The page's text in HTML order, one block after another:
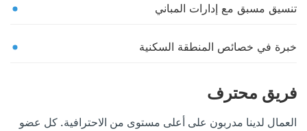
تنسيق مسبق مع إدارات المباني
خبرة في خصائص المنطقة السكنية
فريق محترف
العمال لدينا مدربون على أعلى مستوى من الاحترافية. كل عضو